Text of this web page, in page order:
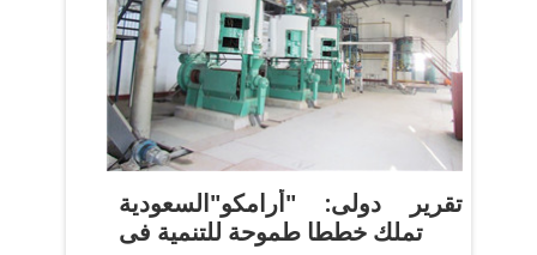
تقرير دولى: "أرامكو"السعودية
تملك خططا طموحة للتنمية فى